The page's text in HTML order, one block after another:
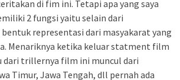
di fim ini. Tetapi apa yang saya
2 fungsi yaitu selain dari
representasi dari masyakarat yang
Menariknya ketika keluar statment film
dari trillernya film ini muncul dari
Timur, Jawa Tengah, dll pernah ada